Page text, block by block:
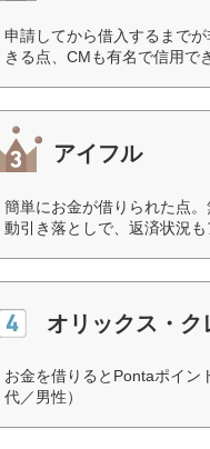
申請してから借入するまで
きる点、CMも有名で信用で
アイフル
簡単にお金が借りられた点
動引き落としで、返済状況
オリックス・ク
お金を借りるとPontaポイン
代／男性）